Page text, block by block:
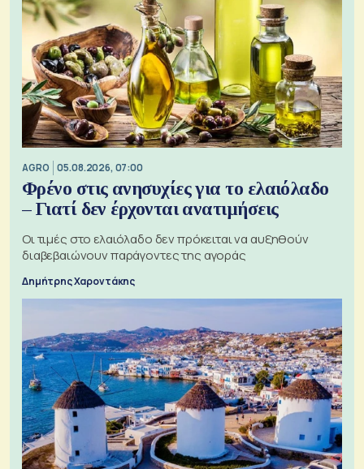
AGRO 05.08.2026, 07:00
Φρένο στις ανησυχίες για το ελαιόλαδο
– Γιατί δεν έρχονται ανατιμήσεις
Οι τιμές στο ελαιόλαδο δεν πρόκειται να αυξηθούν
διαβεβαιώνουν παράγοντες της αγοράς
Δημήτρης Χαροντάκης